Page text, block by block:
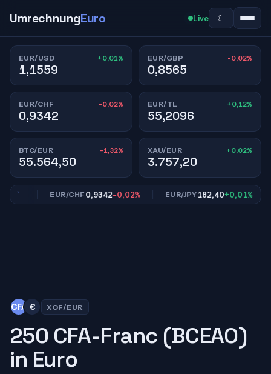
UmrechnungEuro Live ☾
EUR/USD +0,01%
1,1559
EUR/GBP -0,02%
0,8565
EUR/CHF -0,02%
0,9342
EUR/TL +0,12%
55,2096
BTC/EUR -1,32%
55.564,50
XAU/EUR +0,02%
3.757,20
EUR/CHF0,9342-0,02% EUR/JPY182,40+0,01%
CFA € XOF/EUR
250 CFA-Franc (BCEAO)
in Euro